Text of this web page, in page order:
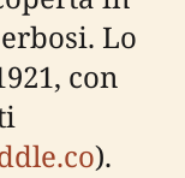
Lo
con
).